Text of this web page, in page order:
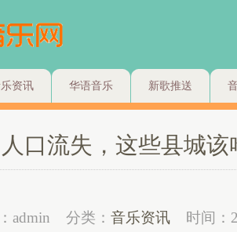
资讯 华语音乐 新歌推送
人口流失，这些县城该
admin 分类： 音乐资讯 时间：